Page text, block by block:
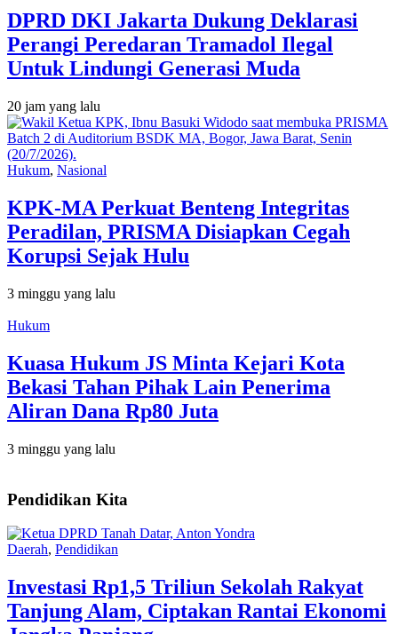
DPRD DKI Jakarta Dukung Deklarasi
Perangi Peredaran Tramadol Ilegal
Untuk Lindungi Generasi Muda
20 jam yang lalu
Hukum, Nasional
KPK-MA Perkuat Benteng Integritas
Peradilan, PRISMA Disiapkan Cegah
Korupsi Sejak Hulu
3 minggu yang lalu
Hukum
Kuasa Hukum JS Minta Kejari Kota
Bekasi Tahan Pihak Lain Penerima
Aliran Dana Rp80 Juta
3 minggu yang lalu
Pendidikan Kita
Daerah, Pendidikan
Investasi Rp1,5 Triliun Sekolah Rakyat
Tanjung Alam, Ciptakan Rantai Ekonomi